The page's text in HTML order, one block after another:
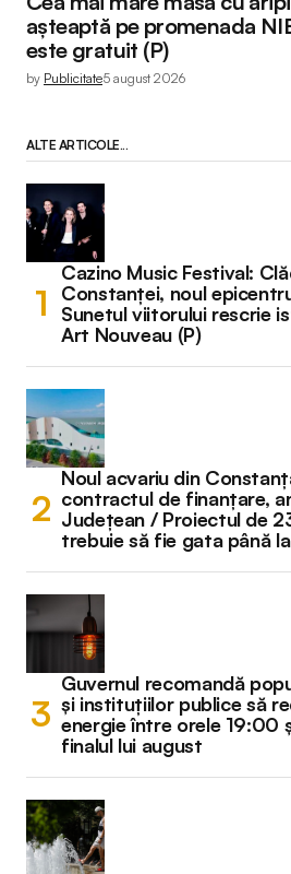
așteaptă pe promenada
este gratuit (P)
by Publicitate5 august 2026
ALTE ARTICOLE...
Cazino Music Festival:
Constanței, noul
Sunetul viitorului rescrie
Art Nouveau (P)
Noul acvariu din
contractul de finanțare,
Județean / Proiectul de
trebuie să fie gata până
Guvernul recomandă
și instituțiilor publice să
energie între orele 19:00
finalul lui august